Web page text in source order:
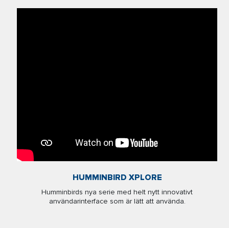
HUMMINBIRD XPLORE
Humminbirds nya serie med helt nytt innovativt
användarinterface som är lätt att använda.